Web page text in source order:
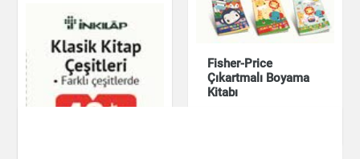
Fisher-Price
Çıkartmalı Boyama
Kitabı